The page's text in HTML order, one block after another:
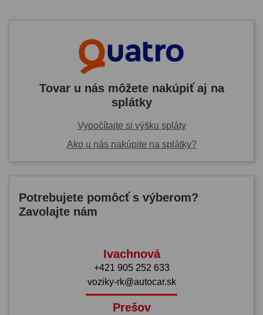
Tovar u nás môžete nakúpiť aj na
splátky
Vypočítajte si výšku spláty
Ako u nás nakúpite na splátky?
Potrebujete pomôcť s výberom?
Zavolajte nám
Ivachnová
+421 905 252 633
voziky-rk@autocar.sk
Prešov